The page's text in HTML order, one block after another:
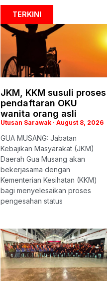
TERKINI
JKM, KKM susuli proses
pendaftaran OKU
wanita orang asli
Utusan Sarawak August 8, 2026
GUA MUSANG: Jabatan
Kebajikan Masyarakat (JKM)
Daerah Gua Musang akan
bekerjasama dengan
Kementerian Kesihatan (KKM)
bagi menyelesaikan proses
pengesahan status